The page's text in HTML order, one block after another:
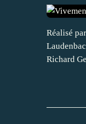
Réalisé
Richard